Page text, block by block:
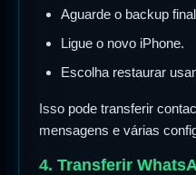
Aguarde o backup
Ligue o novo iPhone.
Escolha restaurar
Isso pode transferir
mensagens e várias
4. Transferir